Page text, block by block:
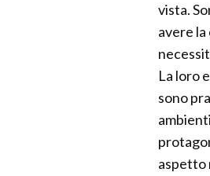
vista.
avere
La loro
sono
aspetto